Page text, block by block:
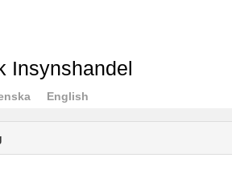
Insynshandel
English